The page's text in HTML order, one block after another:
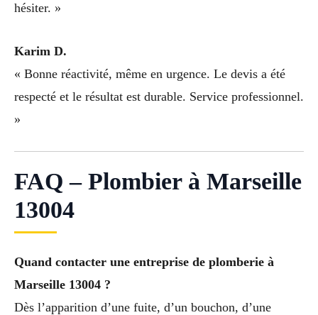
hésiter. »
Karim D.
« Bonne réactivité, même en urgence. Le devis a été
respecté et le résultat est durable. Service professionnel.
»
FAQ – Plombier à Marseille
13004
Quand contacter une entreprise de plomberie à
Marseille 13004 ?
Dès l’apparition d’une fuite, d’un bouchon, d’une